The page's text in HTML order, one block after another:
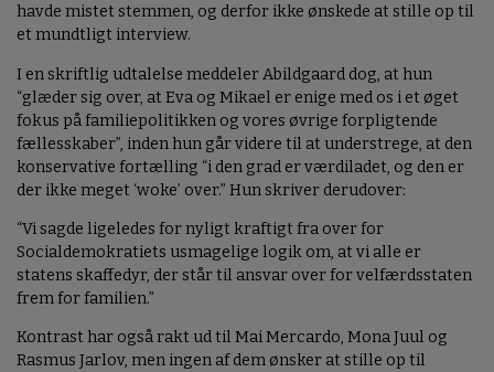
havde mistet stemmen, og derfor ikke ønskede at stille op til
et mundtligt interview.
I en skriftlig udtalelse meddeler Abildgaard dog, at hun
“glæder sig over, at Eva og Mikael er enige med os i et øget
fokus på familiepolitikken og vores øvrige forpligtende
fællesskaber”, inden hun går videre til at understrege, at den
konservative fortælling “i den grad er værdiladet, og den er
der ikke meget ‘woke’ over.” Hun skriver derudover:
“Vi sagde ligeledes for nyligt kraftigt fra over for
Socialdemokratiets usmagelige logik om, at vi alle er
statens skaffedyr, der står til ansvar over for velfærdsstaten
frem for familien.”
Kontrast har også rakt ud til Mai Mercardo, Mona Juul og
Rasmus Jarlov, men ingen af dem ønsker at stille op til